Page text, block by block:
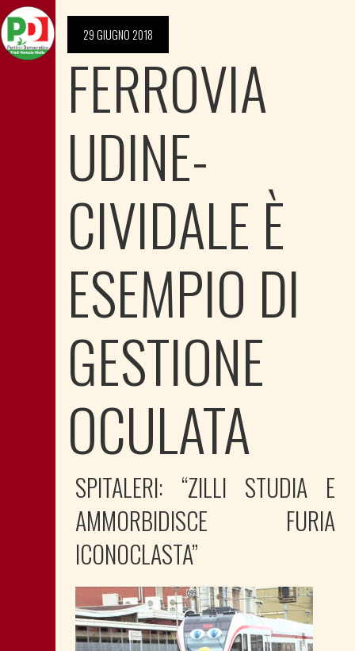
29 GIUGNO 2018
FERROVIA
UDINE-
CIVIDALE È
ESEMPIO DI
GESTIONE
OCULATA
SPITALERI: “ZILLI STUDIA E
AMMORBIDISCE FURIA
ICONOCLASTA”